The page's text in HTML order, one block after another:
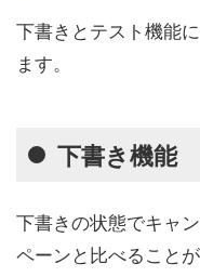
下書きとテスト機能
ます。
下書き機能
下書きの状態でキャ
ペーンと比べること